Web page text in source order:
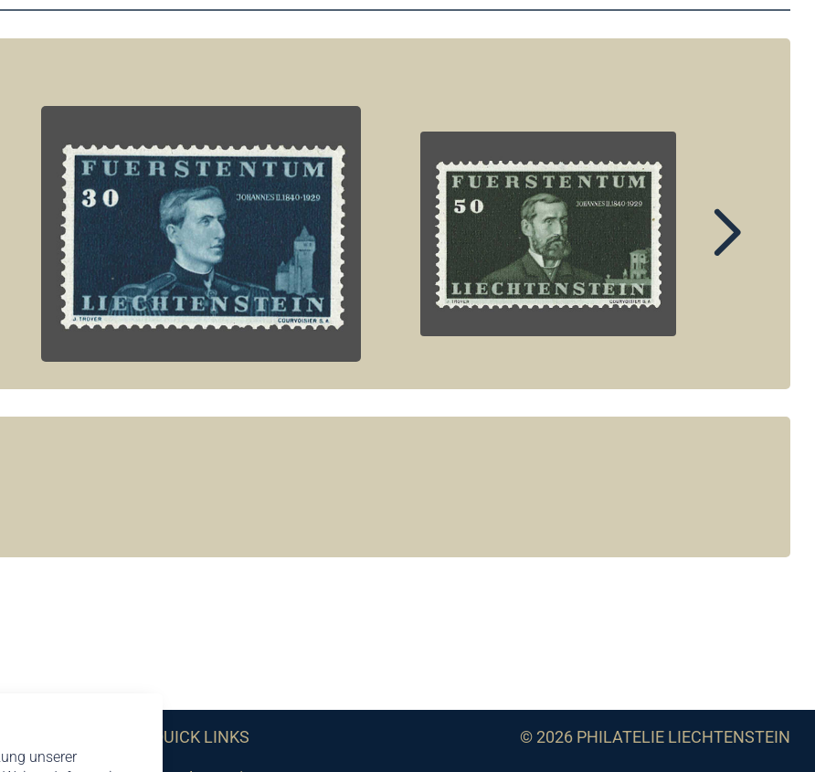
unserer
QUICK LINKS © 2026 PHILATELIE LIECHTENSTEIN